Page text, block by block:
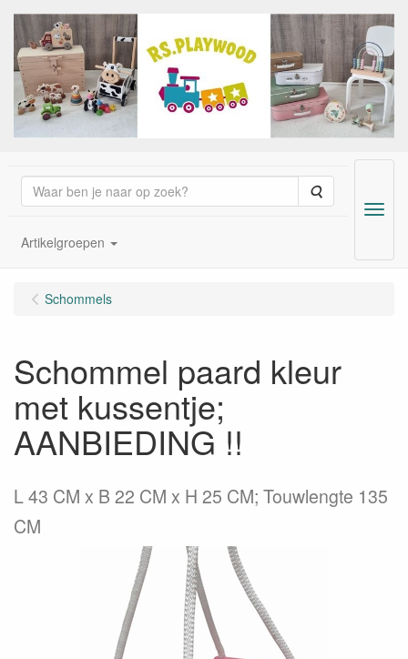
Zoeken
Artikelgroepen
Menu
Schommels
Schommel paard kleur
met kussentje;
AANBIEDING !!
L 43 CM x B 22 CM x H 25 CM; Touwlengte 135
CM